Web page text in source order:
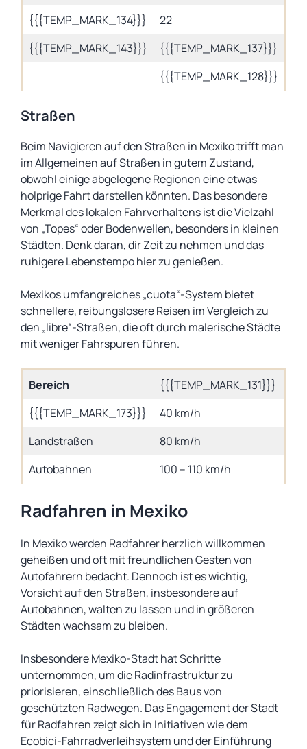
{{{TEMP_MARK_134}}}
22
{{{TEMP_MARK_143}}}
{{{TEMP_MARK_137}}}
{{{TEMP_MARK_128}}}
Straßen
Beim Navigieren auf den Straßen in Mexiko trifft man
im Allgemeinen auf Straßen in gutem Zustand,
obwohl einige abgelegene Regionen eine etwas
holprige Fahrt darstellen könnten. Das besondere
Merkmal des lokalen Fahrverhaltens ist die Vielzahl
von „Topes“ oder Bodenwellen, besonders in kleinen
Städten. Denk daran, dir Zeit zu nehmen und das
ruhigere Lebenstempo hier zu genießen.
Mexikos umfangreiches „cuota“-System bietet
schnellere, reibungslosere Reisen im Vergleich zu
den „libre“-Straßen, die oft durch malerische Städte
mit weniger Fahrspuren führen.
Bereich
{{{TEMP_MARK_131}}}
{{{TEMP_MARK_173}}}
40 km/h
Landstraßen
80 km/h
Autobahnen
100 – 110 km/h
Radfahren in Mexiko
In Mexiko werden Radfahrer herzlich willkommen
geheißen und oft mit freundlichen Gesten von
Autofahrern bedacht. Dennoch ist es wichtig,
Vorsicht auf den Straßen, insbesondere auf
Autobahnen, walten zu lassen und in größeren
Städten wachsam zu bleiben.
Insbesondere Mexiko-Stadt hat Schritte
unternommen, um die Radinfrastruktur zu
priorisieren, einschließlich des Baus von
geschützten Radwegen. Das Engagement der Stadt
für Radfahren zeigt sich in Initiativen wie dem
Ecobici-Fahrradverleihsystem und der Einführung